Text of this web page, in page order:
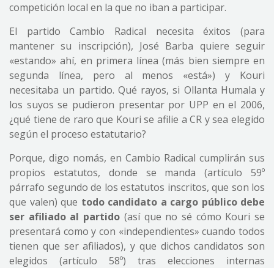
competición local en la que no iban a participar.
El partido Cambio Radical necesita éxitos (para
mantener su inscripción), José Barba quiere seguir
«estando» ahí, en primera línea (más bien siempre en
segunda línea, pero al menos «está») y Kouri
necesitaba un partido. Qué rayos, si Ollanta Humala y
los suyos se pudieron presentar por UPP en el 2006,
¿qué tiene de raro que Kouri se afilie a CR y sea elegido
según el proceso estatutario?
Porque, digo nomás, en Cambio Radical cumplirán sus
propios estatutos, donde se manda (artículo 59º
párrafo segundo de los estatutos inscritos, que son los
que valen) que todo candidato a cargo público debe
ser afiliado al partido (así que no sé cómo Kouri se
presentará como y con «independientes» cuando todos
tienen que ser afiliados), y que dichos candidatos son
elegidos (artículo 58º) tras elecciones internas